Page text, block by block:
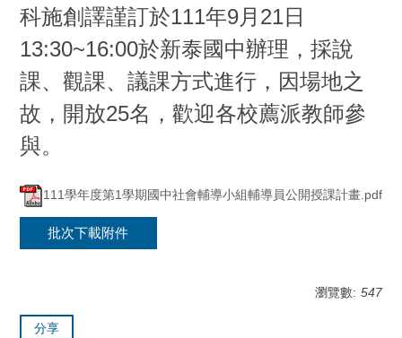
科施創譯謹訂於111年9月21日
13:30~16:00於新泰國中辦理，採說
課、觀課、議課方式進行，因場地之
故，開放25名，歡迎各校薦派教師參
與。
111學年度第1學期國中社會輔導小組輔導員公開授課計畫.pdf
批次下載附件
瀏覽數: 547
分享